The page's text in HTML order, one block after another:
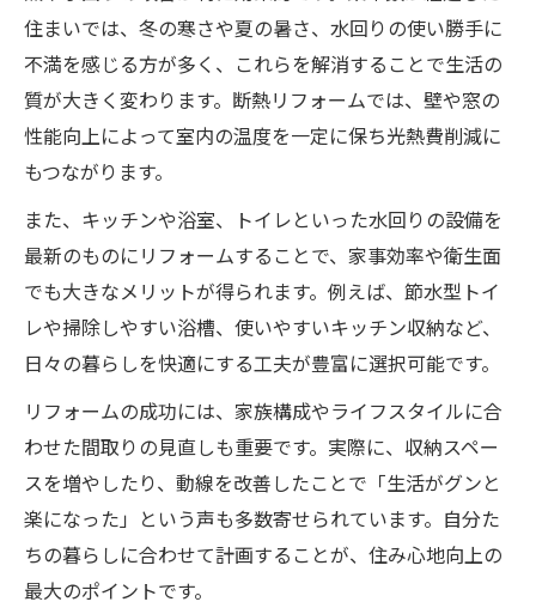
住み心地を左右する断熱材選びのコツ
断熱リフォームで省エネと快適さを両立
最近注目の水回りリフォームとは
水回りリフォームで住み心地が大きく向上
住み心地を高める水回りリフォームの実例
リフォームで叶える清潔で快適な水回り空
間
水回りリフォームのポイントと注意点解説
リフォームによる省エネ水回り設備の導入
法
家全体の住み心地改善を目指す秘訣
リフォームで家全体の快適性を底上げする
方法
住み心地改善に効果的なリフォーム箇所と
は
住まいでは、冬の寒さや夏の暑さ、水回りの使い勝手に
不満を感じる方が多く、これらを解消することで生活の
質が大きく変わります。断熱リフォームでは、壁や窓の
性能向上によって室内の温度を一定に保ち光熱費削減に
もつながります。
また、キッチンや浴室、トイレといった水回りの設備を
最新のものにリフォームすることで、家事効率や衛生面
でも大きなメリットが得られます。例えば、節水型トイ
レや掃除しやすい浴槽、使いやすいキッチン収納など、
日々の暮らしを快適にする工夫が豊富に選択可能です。
リフォームの成功には、家族構成やライフスタイルに合
わせた間取りの見直しも重要です。実際に、収納スペー
スを増やしたり、動線を改善したことで「生活がグンと
楽になった」という声も多数寄せられています。自分た
ちの暮らしに合わせて計画することが、住み心地向上の
最大のポイントです。